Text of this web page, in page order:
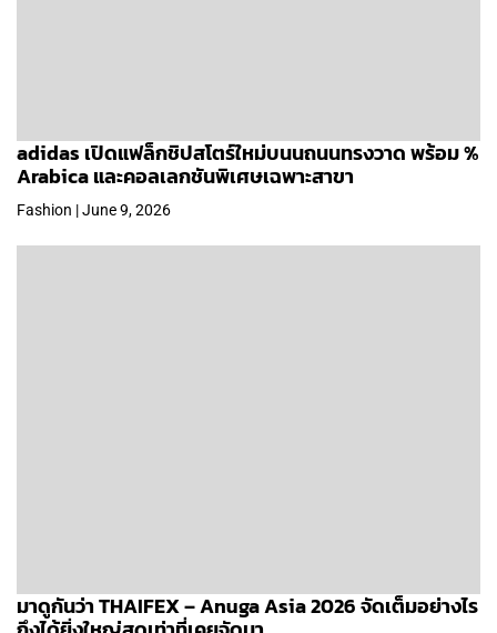
adidas เปิดแฟล็กชิปสโตร์ใหม่บนนถนนทรงวาด พร้อม %
Arabica และคอลเลกชันพิเศษเฉพาะสาขา
Fashion | June 9, 2026
มาดูกันว่า THAIFEX – Anuga Asia 2026 จัดเต็มอย่างไร